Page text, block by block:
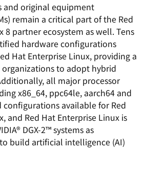
and original equipment
remain a critical part of the Red
8 partner ecosystem as well. Tens
hardware configurations
Hat Enterprise Linux, providing a
to adopt hybrid
all major processor
x86_64, ppc64le, aarch64 and
configurations available for Red
and Red Hat Enterprise Linux is
DGX-2™ systems as
build artificial intelligence (AI)